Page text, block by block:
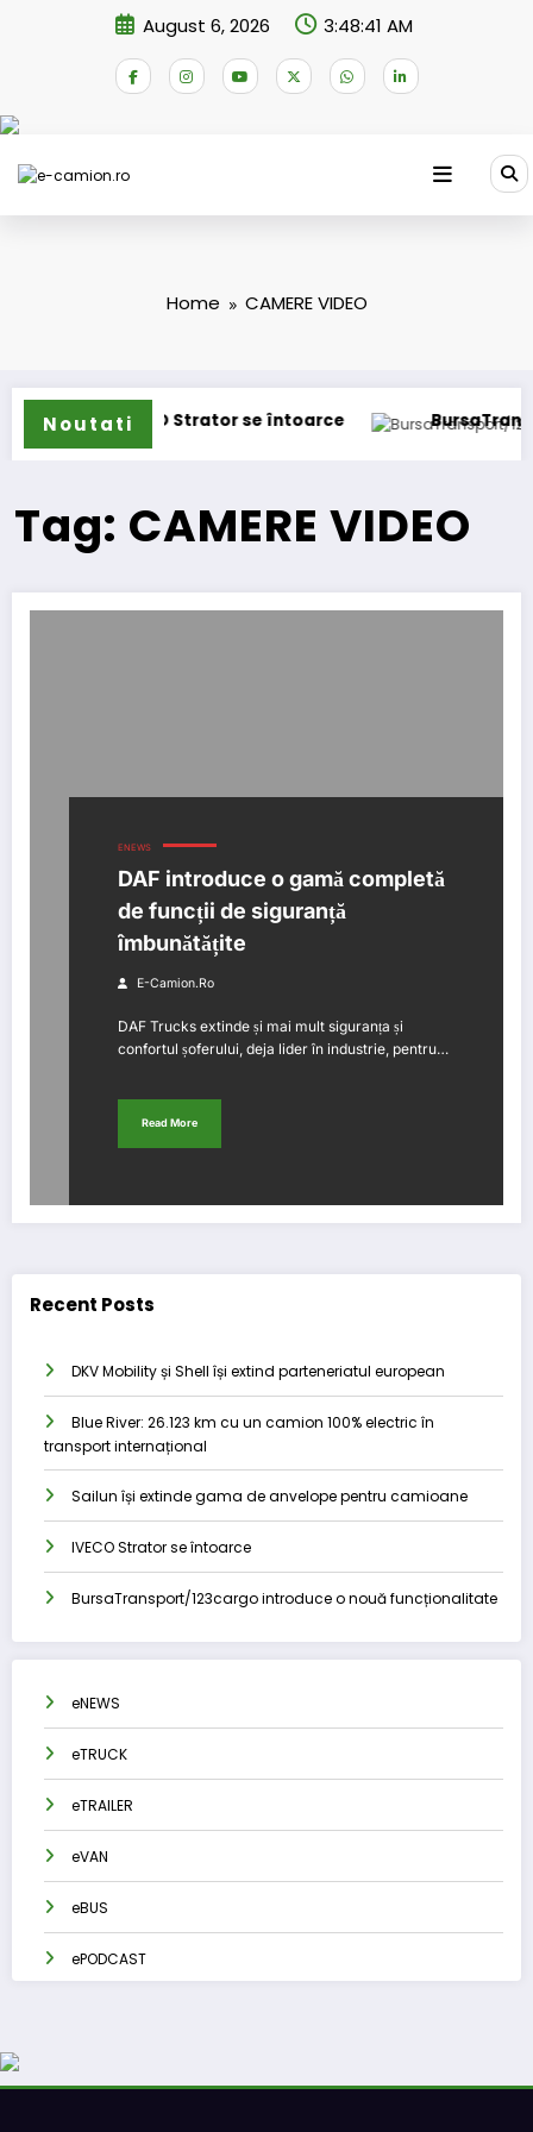
August 6, 2026 3:48:41 AM
Home CAMERE VIDEO
Noutati
IVECO Strator se întoarce BursaTransport/
Tag: CAMERE VIDEO
ENEWS
DAF introduce o gamă completă
de funcții de siguranță
îmbunătățite
E-Camion.ro
DAF Trucks extinde și mai mult siguranța și
confortul șoferului, deja lider în industrie, pentru…
Read More
Recent Posts
DKV Mobility și Shell își extind parteneriatul european
Blue River: 26.123 km cu un camion 100% electric în
transport internațional
Sailun își extinde gama de anvelope pentru camioane
IVECO Strator se întoarce
BursaTransport/123cargo introduce o nouă funcționalitate
eNEWS
eTRUCK
eTRAILER
eVAN
eBUS
ePODCAST